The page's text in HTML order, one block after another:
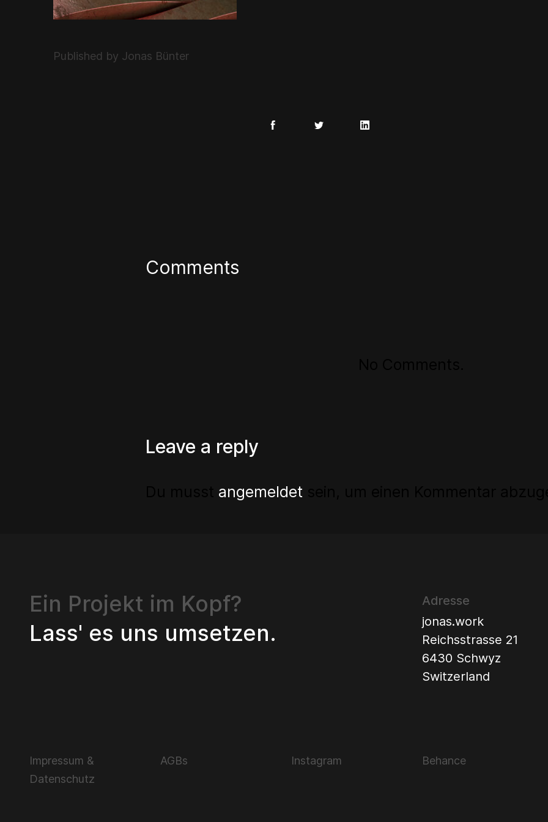
Published by Jonas Bünter
Comments
Leave a reply
angemeldetsein, um einen Kommentar
Ein Projekt im Kopf?
Lass' es uns umsetzen.
Adresse
jonas.work
Reichsstrasse 21
6430 Schwyz
Switzerland
Impressum &
Datenschutz
AGBs Instagram Behance